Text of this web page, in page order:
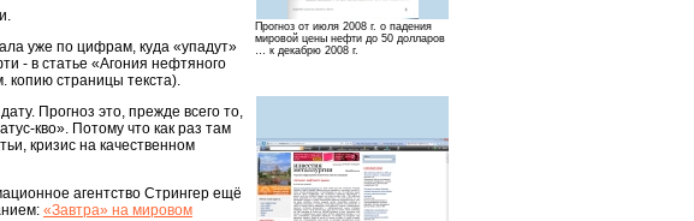
Прогноз от июля 2008 г. о падения
мировой цены нефти до 50 долларов
… к декабрю 2008 г.
уже по цифрам, куда «упадут»
- в статье «Агония нефтяного
копию страницы текста).
Прогноз это, прежде всего то,
кво». Потому что как раз там
кризис на качественном
агентство Стрингер ещё
«Завтра» на мировом